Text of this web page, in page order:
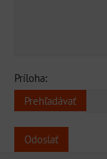
Príloha:
Odoslať